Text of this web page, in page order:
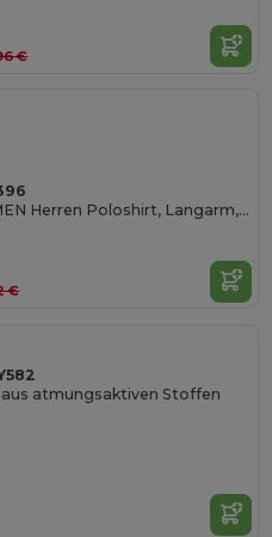
€
OWEN LSL MEN Herren Poloshirt, Langarm, Mit Versteckter Leiste
€
atmungsaktiven Stoffen